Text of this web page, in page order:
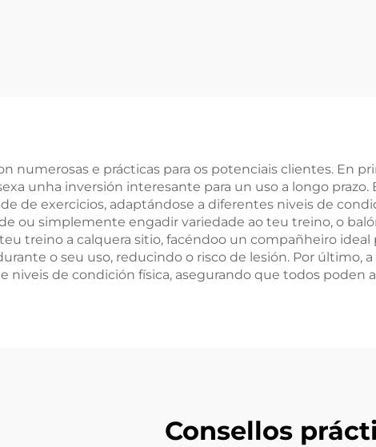
numerosas e prácticas para os potenciais clientes. En
unha inversión interesante para un uso a longo
de exercicios, adaptándose a diferentes niveis de
ou simplemente engadir variedade ao teu treino, o
treino a calquera sitio, facéndoo un compañheiro
o seu uso, reducindo o risco de lesión. Por último,
niveis de condición física, asegurando que todos poden
Consellos